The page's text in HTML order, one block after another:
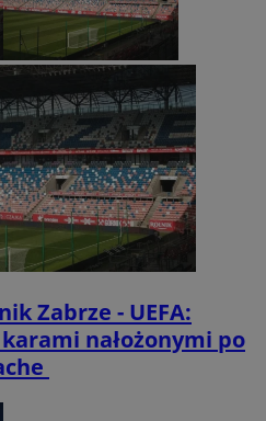
Zabrze - UEFA:
nałożonymi po